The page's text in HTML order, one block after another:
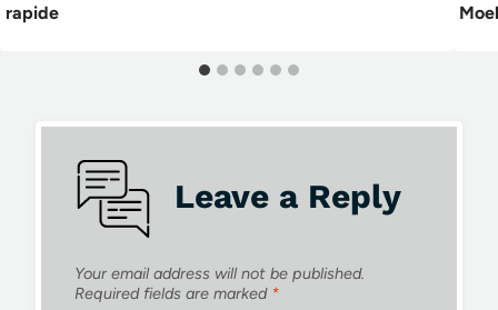
rapide
Leave a Reply
Your email address will not be published.
Required fields are marked *